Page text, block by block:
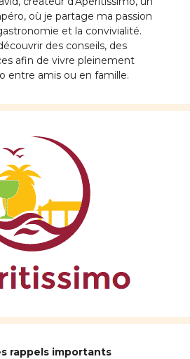
où je partage ma passion
et la convivialité.
des conseils, des
afin de vivre pleinement
entre amis ou en famille.
rappels importants